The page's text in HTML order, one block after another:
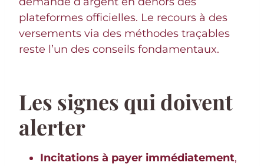
plateformes officielles. Le recours à des
versements via des méthodes traçables
reste l’un des conseils fondamentaux.
Les signes qui doivent
alerter
Incitations à payer immédiatement,